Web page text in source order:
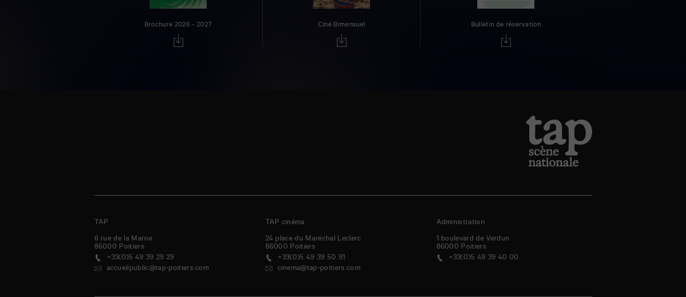
Brochure 2026 - 2027 Ciné Bimensuel Bulletin de réservation
TAP
6 rue de la Marne
86000 Poitiers
+33(0)5 49 39 29 29
accueilpublic@tap-poitiers.com
TAP cinéma
24 place du Maréchal Leclerc
86000 Poitiers
+33(0)5 49 39 50 91
cinema@tap-poitiers.com
Administration
1 boulevard de Verdun
86000 Poitiers
+33(0)5 49 39 40 00